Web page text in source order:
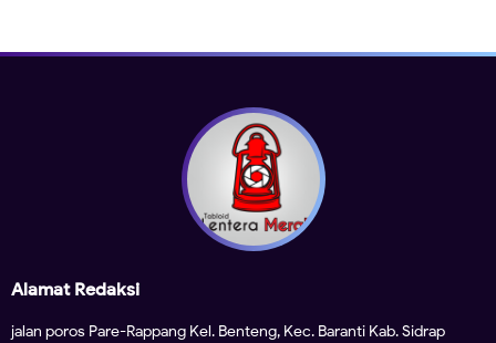
Alamat Redaksi
jalan poros Pare-Rappang Kel. Benteng, Kec. Baranti Kab. Sidrap